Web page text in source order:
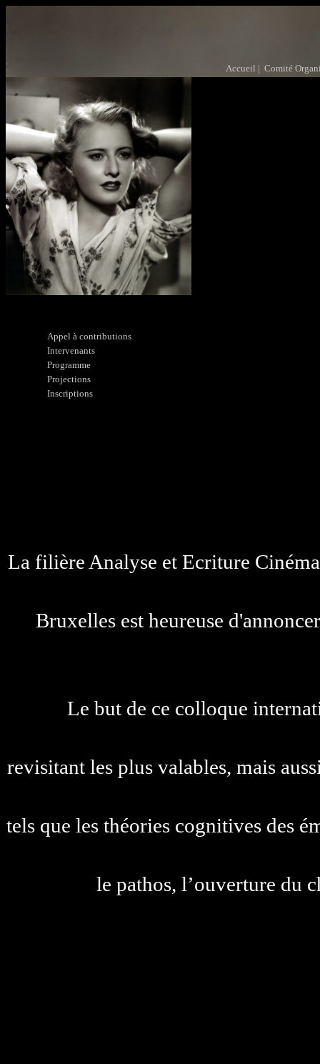
Accueil | Comité
Appel à contributions
Intervenants
Programme
Projections
Inscriptions
La filière Analyse et Ecriture
Bruxelles est heureuse
Le but de ce colloque
revisitant les plus valables, mais
tels que les théories cognitives des
le pathos, l’ouverture du